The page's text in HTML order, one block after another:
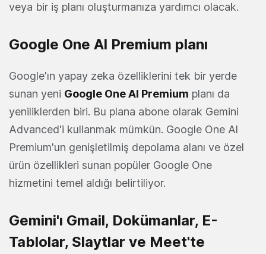
veya bir iş planı oluşturmanıza yardımcı olacak.
Google One Al Premium planı
Google'ın yapay zeka özelliklerini tek bir yerde
sunan yeni Google One Al Premium planı da
yeniliklerden biri. Bu plana abone olarak Gemini
Advanced'i kullanmak mümkün. Google One Al
Premium'un genişletilmiş depolama alanı ve özel
ürün özellikleri sunan popüler Google One
hizmetini temel aldığı belirtiliyor.
Gemini'ı Gmail, Dokümanlar, E-
Tablolar, Slaytlar ve Meet'te